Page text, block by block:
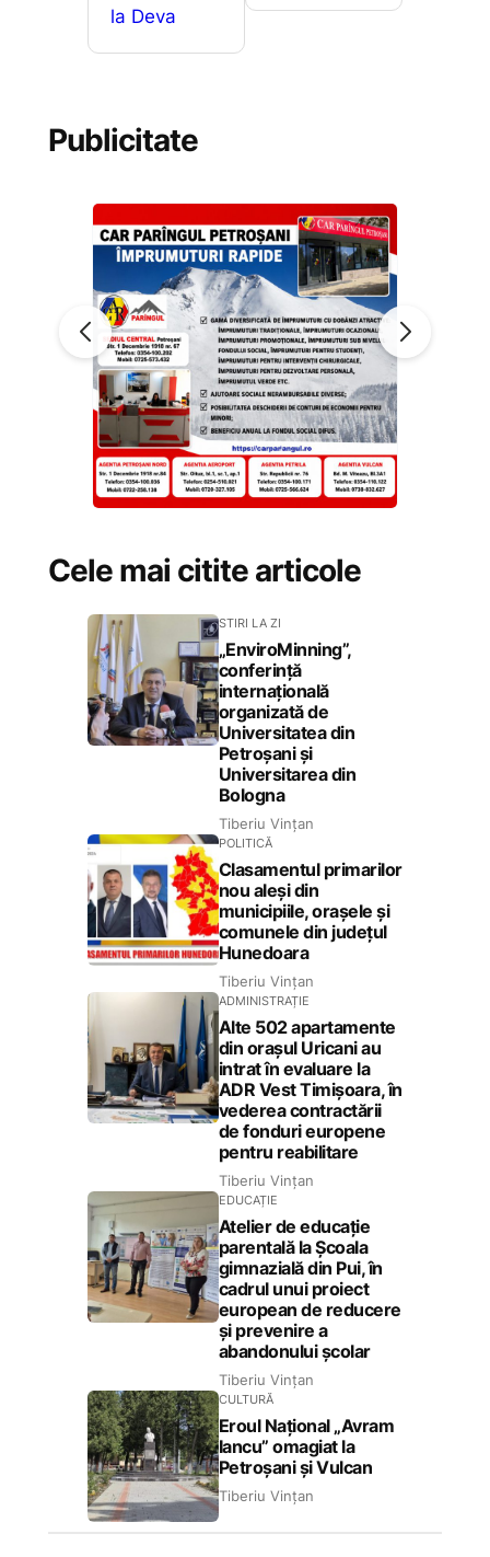
la Deva
Publicitate
Cele mai citite articole
STIRI LA ZI
„EnviroMinning”,
conferință
internațională
organizată de
Universitatea din
Petroșani și
Universitarea din
Bologna
Tiberiu Vințan
POLITICĂ
Clasamentul primarilor
nou aleși din
municipiile, orașele și
comunele din județul
Hunedoara
Tiberiu Vințan
ADMINISTRAȚIE
Alte 502 apartamente
din orașul Uricani au
intrat în evaluare la
ADR Vest Timișoara, în
vederea contractării
de fonduri europene
pentru reabilitare
Tiberiu Vințan
EDUCAȚIE
Atelier de educație
parentală la Școala
gimnazială din Pui, în
cadrul unui proiect
european de reducere
și prevenire a
abandonului școlar
Tiberiu Vințan
CULTURĂ
Eroul Național „Avram
Iancu” omagiat la
Petroșani și Vulcan
Tiberiu Vințan